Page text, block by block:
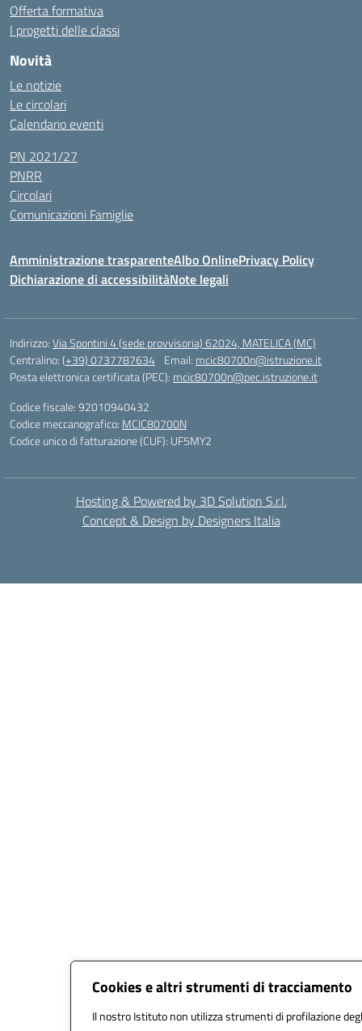
Cookies e altri strumenti di tracciamento
Il nostro Istituto non utilizza strumenti di profilazione
Offerta formativa
I progetti delle classi
Novità
Le notizie
Le circolari
Calendario eventi
PN 2021/27
PNRR
Circolari
Comunicazioni Famiglie
Amministrazione trasparenteAlbo OnlinePrivacy Policy
Dichiarazione di accessibilitàNote legali
Indirizzo:Via Spontini 4 (sede provvisoria) 62024, MATELICA (MC)
Centralino:(+39) 0737787634 Email: mcic80700n@istruzione.it
Posta elettronica certificata (PEC): mcic80700n@pec.istruzione.it
Codice fiscale: 92010940432
Codice meccanografico: MCIC80700N
Codice unico di fatturazione (CUF): UF5MY2
Hosting & Powered by 3D Solution S.r.l.
Concept & Design by Designers Italia